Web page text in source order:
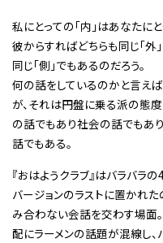
私にとっての「内」はあなたに
彼からすればどちらも同じ「外
同じ「側」でもあるのだろう。
何の話をしているのかと言え
が、それは円盤に乗る派の態
の話でもあり社会の話でもあり
話でもある。
『おはようクラブ』はバラバラ
バージョンのラストに置かれ
み合わない会話を交わす場面
配にラーメンの話題が混線し